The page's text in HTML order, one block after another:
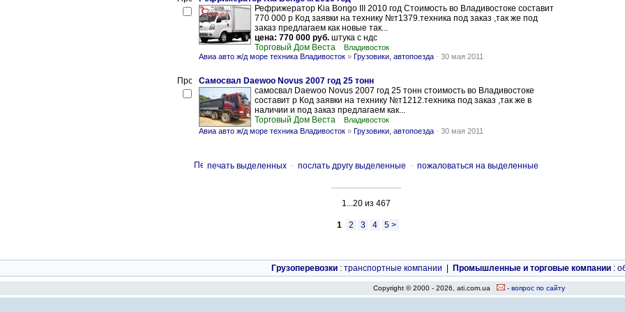
Рефрижератор Kia Bongo III 2010 год Стоимость во Владивостоке составит
770 000 р Код заявки на технику №т1379.техника под заказ ,так же под
заказ предлагаем как новые так...
цена: 770 000 руб. штука с ндс
Торговый Дом Веста
Владивосток
Авиа авто ж/д море техника Владивосток » Грузовики, автопоезда - 30 мая 2011
Самосвал Daewoo Novus 2007 год 25 тонн
самосвал Daewoo Novus 2007 год 25 тонн стоимость во Владивостоке
составит р Код заявки на технику №т1212.техника под заказ ,так же в
наличии и под заказ предлагаем как...
Торговый Дом Веста
Владивосток
Авиа авто ж/д море техника Владивосток » Грузовики, автопоезда - 30 мая 2011
печать выделенных - послать другу выделенные - пожаловаться на выделенные
1...20 из 467
1 2 3 4 5 >
Грузоперевозки : транспортные компании Промышленные и торговые компании :
Copyright © 2000 - 2026, ati.com.ua - вопрос по сайту